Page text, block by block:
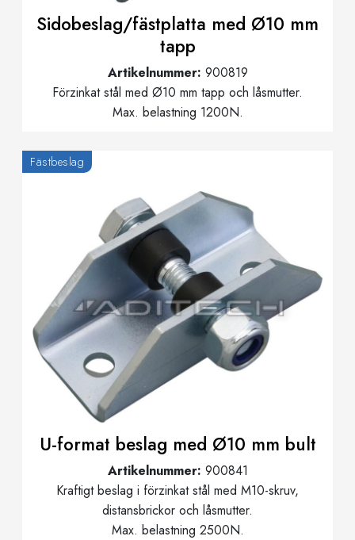
Sidobeslag/fästplatta med Ø10 mm
tapp
Artikelnummer: 900819
Förzinkat stål med Ø10 mm tapp och låsmutter.
Max. belastning 1200N.
Fästbeslag
U-format beslag med Ø10 mm bult
Artikelnummer: 900841
Kraftigt beslag i förzinkat stål med M10-skruv,
distansbrickor och låsmutter.
Max. belastning 2500N.